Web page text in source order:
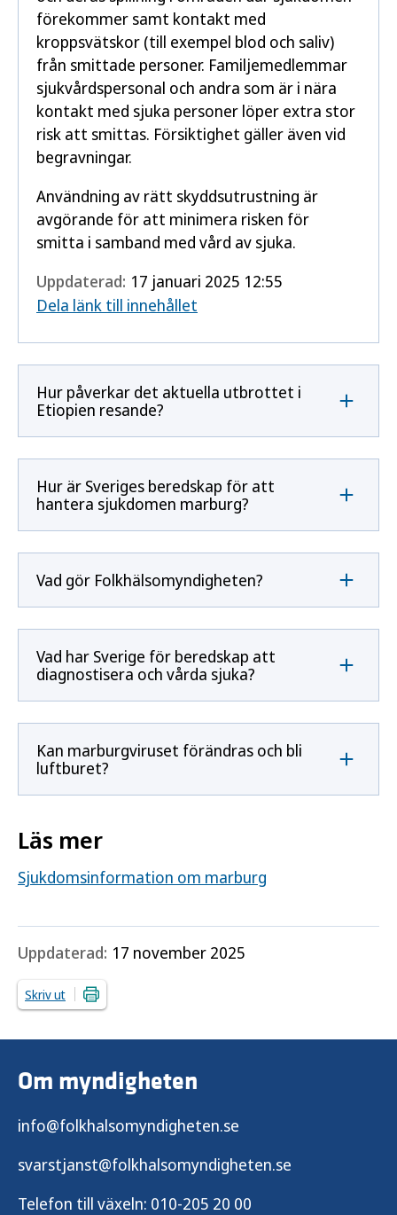
förekommer samt kontakt med
kroppsvätskor (till exempel blod och saliv)
från smittade personer. Familjemedlemmar
sjukvårdspersonal och andra som är i nära
kontakt med sjuka personer löper extra stor
risk att smittas. Försiktighet gäller även vid
begravningar.
Användning av rätt skyddsutrustning är
avgörande för att minimera risken för
smitta i samband med vård av sjuka.
Uppdaterad: 17 januari 2025 12:55
Dela länk till innehållet
Hur påverkar det aktuella utbrottet i
Etiopien resande?
Hur är Sveriges beredskap för att
hantera sjukdomen marburg?
Vad gör Folkhälsomyndigheten?
Vad har Sverige för beredskap att
diagnostisera och vårda sjuka?
Kan marburgviruset förändras och bli
luftburet?
Läs mer
Sjukdomsinformation om marburg
Uppdaterad: 17 november 2025
Skriv ut
Om myndigheten
info@folkhalsomyndigheten.se
svarstjanst@folkhalsomyndigheten.se
Telefon till växeln: 010-205 20 00